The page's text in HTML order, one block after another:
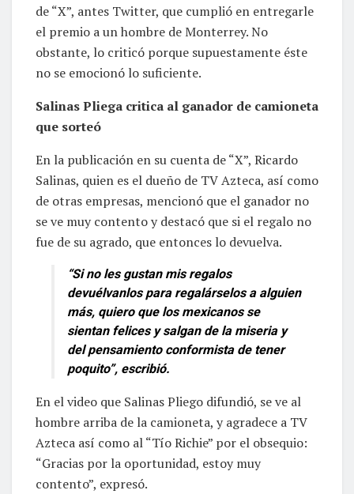
de “X”, antes Twitter, que cumplió en entregarle
el premio a un hombre de Monterrey. No
obstante, lo criticó porque supuestamente éste
no se emocionó lo suficiente.
Salinas Pliega critica al ganador de camioneta
que sorteó
En la publicación en su cuenta de “X”, Ricardo
Salinas, quien es el dueño de TV Azteca, así como
de otras empresas, mencionó que el ganador no
se ve muy contento y destacó que si el regalo no
fue de su agrado, que entonces lo devuelva.
“Si no les gustan mis regalos
devuélvanlos para regalárselos a alguien
más, quiero que los mexicanos se
sientan felices y salgan de la miseria y
del pensamiento conformista de tener
poquito”, escribió.
En el video que Salinas Pliego difundió, se ve al
hombre arriba de la camioneta, y agradece a TV
Azteca así como al “Tío Richie” por el obsequio:
“Gracias por la oportunidad, estoy muy
contento”, expresó.